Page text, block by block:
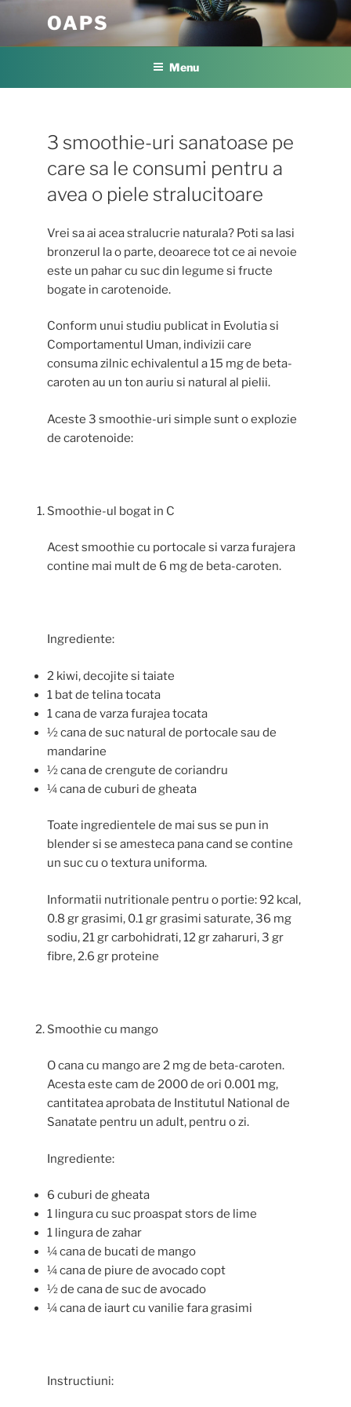
content
OAPS
Menu
3 smoothie-uri sanatoase pe
care sa le consumi pentru a
avea o piele stralucitoare
Vrei sa ai acea stralucrie naturala? Poti sa lasi
bronzerul la o parte, deoarece tot ce ai nevoie
este un pahar cu suc din legume si fructe
bogate in carotenoide.
Conform unui studiu publicat in Evolutia si
Comportamentul Uman, indivizii care
consuma zilnic echivalentul a 15 mg de beta-
caroten au un ton auriu si natural al pielii.
Aceste 3 smoothie-uri simple sunt o explozie
de carotenoide:
Smoothie-ul bogat in C
Acest smoothie cu portocale si varza furajera
contine mai mult de 6 mg de beta-caroten.
Ingrediente:
2 kiwi, decojite si taiate
1 bat de telina tocata
1 cana de varza furajea tocata
½ cana de suc natural de portocale sau de
mandarine
½ cana de crengute de coriandru
¼ cana de cuburi de gheata
Toate ingredientele de mai sus se pun in
blender si se amesteca pana cand se contine
un suc cu o textura uniforma.
Informatii nutritionale pentru o portie: 92 kcal,
0.8 gr grasimi, 0.1 gr grasimi saturate, 36 mg
sodiu, 21 gr carbohidrati, 12 gr zaharuri, 3 gr
fibre, 2.6 gr proteine
Smoothie cu mango
O cana cu mango are 2 mg de beta-caroten.
Acesta este cam de 2000 de ori 0.001 mg,
cantitatea aprobata de Institutul National de
Sanatate pentru un adult, pentru o zi.
Ingrediente:
6 cuburi de gheata
1 lingura cu suc proaspat stors de lime
1 lingura de zahar
¼ cana de bucati de mango
¼ cana de piure de avocado copt
½ de cana de suc de avocado
¼ cana de iaurt cu vanilie fara grasimi
Instructiuni: